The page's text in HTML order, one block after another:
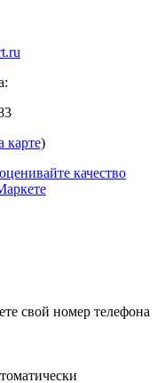
карте)
свой номер телефона